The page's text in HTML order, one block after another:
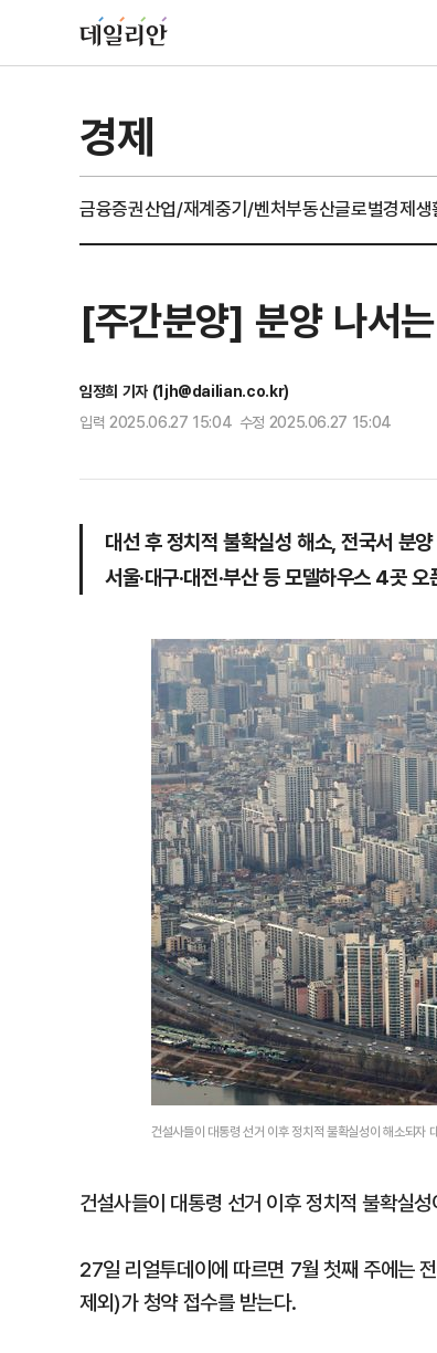
경제
금융증권산업/재계중기/벤처부동산글로벌경제생
[주간분양] 분양 나서
임정희 기자 (1jh@dailian.co.kr)
입력 2025.06.27 15:04 수정 2025.06.27 15:04
대선 후 정치적 불확실성 해소, 전국서 분
서울·대구·대전·부산 등 모델하우스 4곳 오
건설사들이 대통령 선거 이후 정치적 불확실성이 해소되
건설사들이 대통령 선거 이후 정치적 불확실
27일 리얼투데이에 따르면 7월 첫째 주에는
제외)가 청약 접수를 받는다.